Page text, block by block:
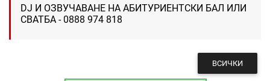
DJ И ОЗВУЧАВАНЕ НА АБИТУРИЕНТСКИ БАЛ ИЛИ
СВАТБА - 0888 974 818
ВСИЧКИ